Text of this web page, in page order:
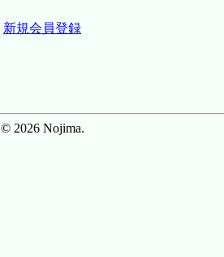
新規会員登録
© 2026 Nojima.